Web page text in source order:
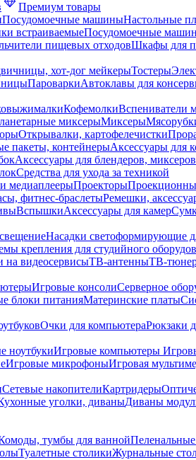
Премиум товары
Посудомоечные машиныНастольные
встраиваемыеПосудомоечные
пищевых отходовШкафы для
хот-дог мейкерыТостеры
ПароваркиАвтоклавы для
КофемолкиВспениватели
миксерыМиксеры
Открывалки, картофелечистки
пакеты, контейнерыАксессуары для
Аксессуары для блендеров, миксеров
Средства для ухода за техникой
медиаплеерыПроекторы
фитнес-браслетыРемешки,
ВспышкиАксессуары для камер
Насадки светоформирующие
крепления для студийного
на видеосервисыТВ-антенныТВ-
Игровые консолиСерверное
блоки питанияМатеринские платы
Очки для компьютераРюкзаки
ноутбукиИгровые компьютеры
Игровые микрофоныИгровая
Сетевые накопителиКартридеры
уголки, диваныДиваны
тумбы для ванной
Туалетные столикиЖурнальные